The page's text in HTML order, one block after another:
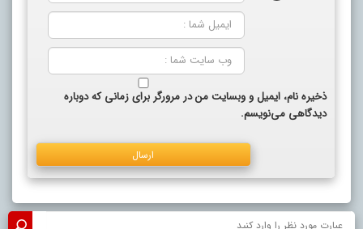
ذخیره نام، ایمیل و وبسایت من در مرورگر برای زمانی که دوباره
دیدگاهی می‌نویسم.